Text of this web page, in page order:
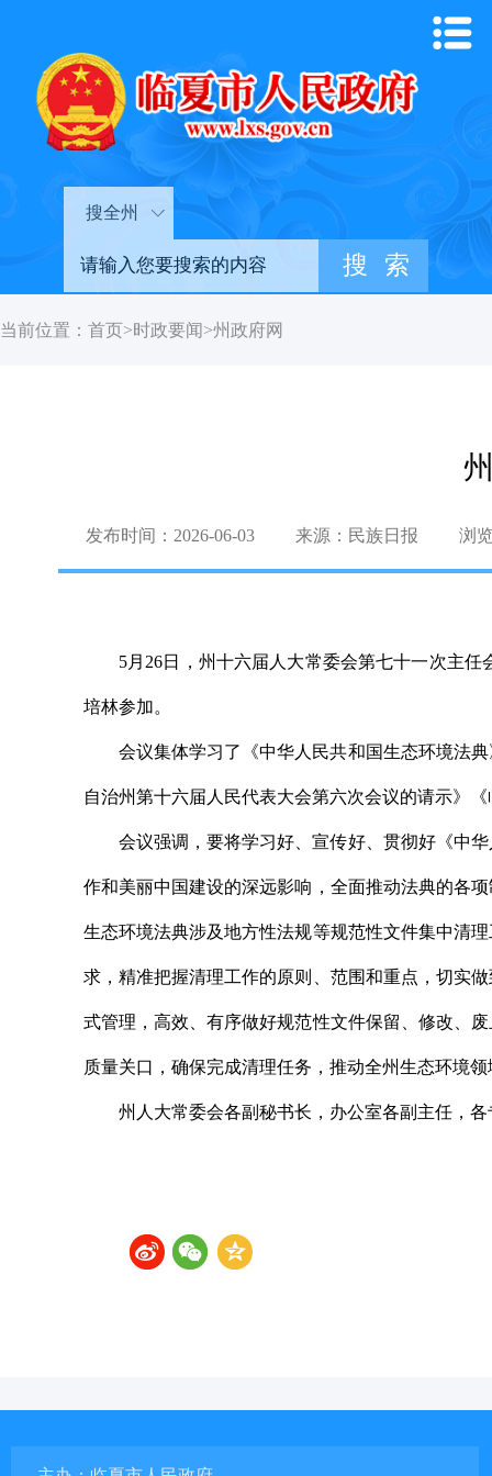
搜全州
当前位置： 首页>时政要闻 >州政府网
发布时间：2026-06-03 来源：民族日报 浏
5月26日，州十六届人大常委会第七十一次主
培林参加。
会议集体学习了《中华人民共和国生态环境法
自治州第十六届人民代表大会第六次会议的请示》
会议强调，要将学习好、宣传好、贯彻好《中
作和美丽中国建设的深远影响，全面推动法典的各
生态环境法典涉及地方性法规等规范性文件集中清
求，精准把握清理工作的原则、范围和重点，切实
式管理，高效、有序做好规范性文件保留、修改、
质量关口，确保完成清理任务，推动全州生态环境
州人大常委会各副秘书长，办公室各副主任，